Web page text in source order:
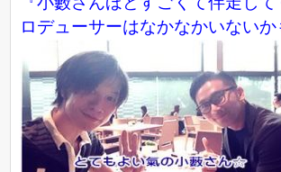
ロデューサーはなかなかいないか